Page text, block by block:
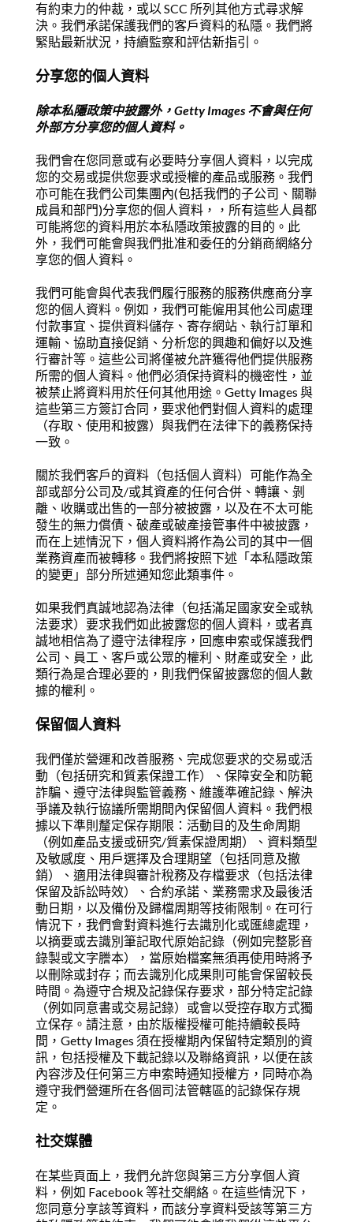
有約束力的仲裁，或以 SCC 所列其他方式尋求解
決。我們承諾保護我們的客戶資料的私隱。我們將
緊貼最新狀況，持續監察和評估新指引。
分享您的個人資料
除本私隱政策中披露外，Getty Images 不會與任何
外部方分享您的個人資料。
我們會在您同意或有必要時分享個人資料，以完成
您的交易或提供您要求或授權的產品或服務。我們
亦可能在我們公司集團內(包括我們的子公司、關聯
成員和部門)分享您的個人資料，，所有這些人員都
可能將您的資料用於本私隱政策披露的目的。此
外，我們可能會與我們批准和委任的分銷商網絡分
享您的個人資料。
我們可能會與代表我們履行服務的服務供應商分享
您的個人資料。例如，我們可能僱用其他公司處理
付款事宜、提供資料儲存、寄存網站、執行訂單和
運輸、協助直接促銷、分析您的興趣和偏好以及進
行審計等。這些公司將僅被允許獲得他們提供服務
所需的個人資料。他們必須保持資料的機密性，並
被禁止將資料用於任何其他用途。Getty Images 與
這些第三方簽訂合同，要求他們對個人資料的處理
（存取、使用和披露）與我們在法律下的義務保持
一致。
關於我們客戶的資料（包括個人資料）可能作為全
部或部分公司及/或其資產的任何合併、轉讓、剝
離、收購或出售的一部分被披露，以及在不太可能
發生的無力償債、破產或破產接管事件中被披露，
而在上述情況下，個人資料將作為公司的其中一個
業務資產而被轉移。我們將按照下述「本私隱政策
的變更」部分所述通知您此類事件。
如果我們真誠地認為法律（包括滿足國家安全或執
法要求）要求我們如此披露您的個人資料，或者真
誠地相信為了遵守法律程序，回應申索或保護我們
公司、員工、客戶或公眾的權利、財產或安全，此
類行為是合理必要的，則我們保留披露您的個人數
據的權利。
保留個人資料
我們僅於營運和改善服務、完成您要求的交易或活
動（包括研究和質素保證工作）、保障安全和防範
詐騙、遵守法律與監管義務、維護準確記錄、解決
爭議及執行協議所需期間內保留個人資料。我們根
據以下準則釐定保存期限：活動目的及生命周期
（例如產品支援或研究/質素保證周期）、資料類型
及敏感度、用戶選擇及合理期望（包括同意及撤
銷）、適用法律與審計稅務及存檔要求（包括法律
保留及訴訟時效）、合約承諾、業務需求及最後活
動日期，以及備份及歸檔周期等技術限制。在可行
情況下，我們會對資料進行去識別化或匯總處理，
以摘要或去識別筆記取代原始記錄（例如完整影音
錄製或文字謄本），當原始檔案無須再使用時將予
以刪除或封存；而去識別化成果則可能會保留較長
時間。為遵守合規及記錄保存要求，部分特定記錄
（例如同意書或交易記錄）或會以受控存取方式獨
立保存。請注意，由於版權授權可能持續較長時
間，Getty Images 須在授權期內保留特定類別的資
訊，包括授權及下載記錄以及聯絡資訊，以便在該
內容涉及任何第三方申索時通知授權方，同時亦為
遵守我們營運所在各個司法管轄區的記錄保存規
定。
社交媒體
在某些頁面上，我們允許您與第三方分享個人資
料，例如 Facebook 等社交網絡。在這些情況下，
您同意分享該等資料，而該分享資料受該等第三方